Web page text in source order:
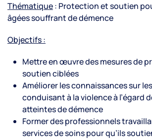
Thématique: Protection et soutien
âgées souffrant de démence
Objectifs :
Mettre en œuvre des mesures de
soutien ciblées
Améliorer les connaissances sur
conduisant à la violence à l’égard
atteintes de démence
Former des professionnels
services de soins pour qu’ils